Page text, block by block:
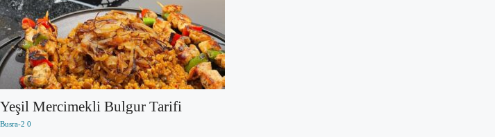
Yeşil Mercimekli Bulgur Tarifi
Busra-2 0